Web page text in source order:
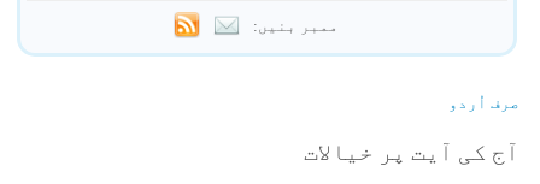
ممبر بنیں:
صرف اُردو
آج کی آیت پر خیالات